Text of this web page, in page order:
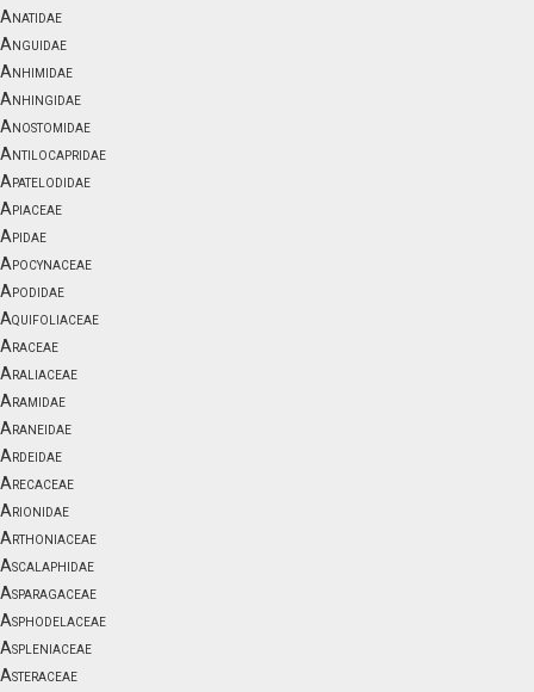
Anatidae
Anguidae
Anhimidae
Anhingidae
Anostomidae
Antilocapridae
Apatelodidae
Apiaceae
Apidae
Apocynaceae
Apodidae
Aquifoliaceae
Araceae
Araliaceae
Aramidae
Araneidae
Ardeidae
Arecaceae
Arionidae
Arthoniaceae
Ascalaphidae
Asparagaceae
Asphodelaceae
Aspleniaceae
Asteraceae